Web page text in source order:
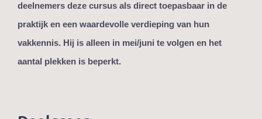
deelnemers deze cursus als direct toepasbaar in de
praktijk en een waardevolle verdieping van hun
vakkennis. Hij is alleen in mei/juni te volgen en het
aantal plekken is beperkt.